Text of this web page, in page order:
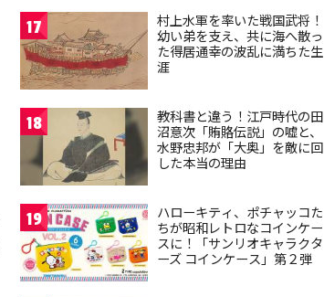
17
村上水軍を率いた戦国武将！
幼い弟を支え、共に海へ散っ
た得居通幸の波乱に満ちた生
涯
18
教科書と違う！江戸時代の田
沼意次「賄賂伝説」の嘘と、
水野忠邦が「大奥」を敵に回
した本当の理由
19
ハローキティ、ポチャッコた
ちが昭和レトロなコインケー
スに！「サンリオキャラクタ
ーズ コインケース」第２弾